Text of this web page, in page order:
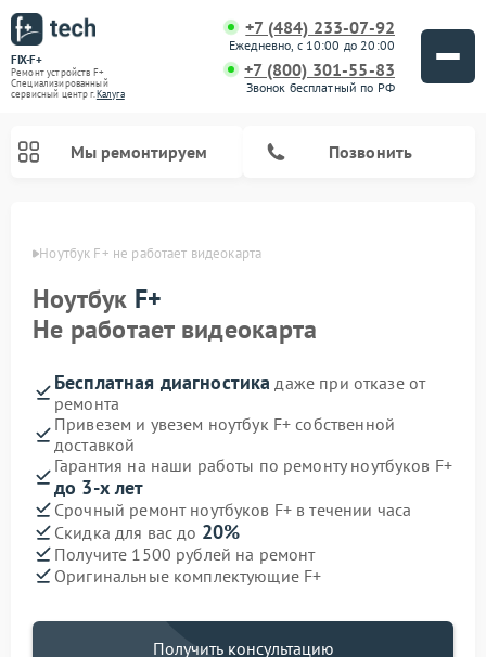
FIX-F+
Ремонт устройств F+
Специализированный
cервисный центр г.Калуга
+7 (484) 233-07-92
Ежедневно, с 10:00 до 20:00
+7 (800) 301-55-83
Звонок бесплатный по РФ
Мы ремонтируем Позвонить
Ноутбук F+ не работает видеокарта
Ноутбук F+
Не работает видеокарта
Бесплатная диагностика даже при отказе от
ремонта
Привезем и увезем ноутбук F+ собственной
доставкой
Гарантия на наши работы по ремонту ноутбуков F+
до 3-х лет
Срочный ремонт ноутбуков F+ в течении часа
Скидка для вас до 20%
Получите 1500 рублей на ремонт
Оригинальные комплектующие F+
Получить консультацию